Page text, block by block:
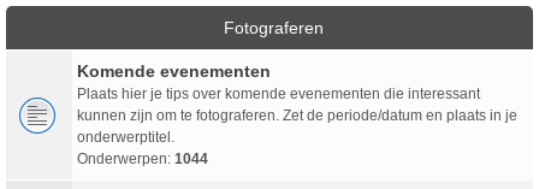
Fotograferen
Komende evenementen
Plaats hier je tips over komende evenementen die interessant
kunnen zijn om te fotograferen. Zet de periode/datum en plaats in je
onderwerptitel.
Onderwerpen: 1044